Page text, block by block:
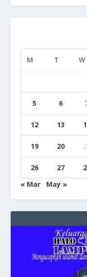
M T W
5 6
12 13
19 20
26 27
« Mar
May »